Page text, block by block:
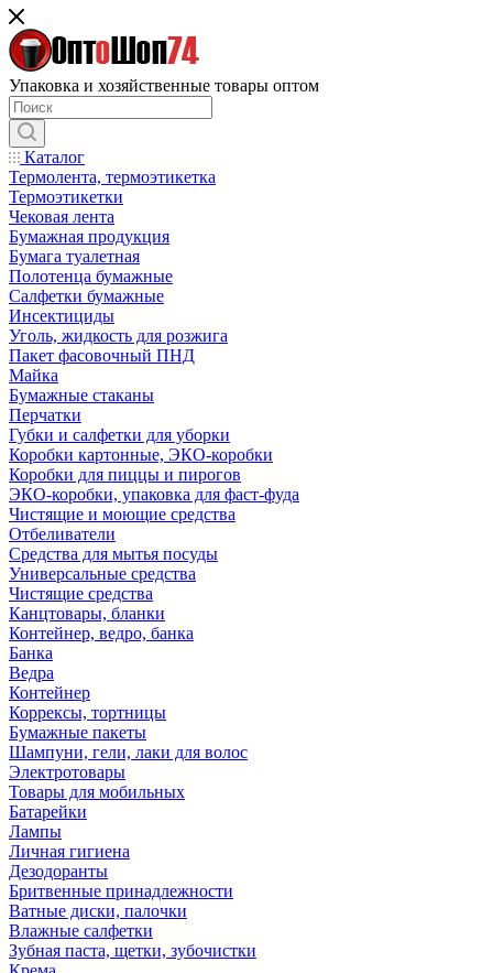
Упаковка и хозяйственные товары оптом
Каталог
Термолента, термоэтикетка
Термоэтикетки
Чековая лента
Бумажная продукция
Бумага туалетная
Полотенца бумажные
Салфетки бумажные
Инсектициды
Уголь, жидкость для розжига
Пакет фасовочный ПНД
Майка
Бумажные стаканы
Перчатки
Губки и салфетки для уборки
Коробки картонные, ЭКО-коробки
Коробки для пиццы и пирогов
ЭКО-коробки, упаковка для фаст-фуда
Чистящие и моющие средства
Отбеливатели
Средства для мытья посуды
Универсальные средства
Чистящие средства
Канцтовары, бланки
Контейнер, ведро, банка
Банка
Ведра
Контейнер
Коррексы, тортницы
Бумажные пакеты
Шампуни, гели, лаки для волос
Электротовары
Товары для мобильных
Батарейки
Лампы
Личная гигиена
Дезодоранты
Бритвенные принадлежности
Ватные диски, палочки
Влажные салфетки
Зубная паста, щетки, зубочистки